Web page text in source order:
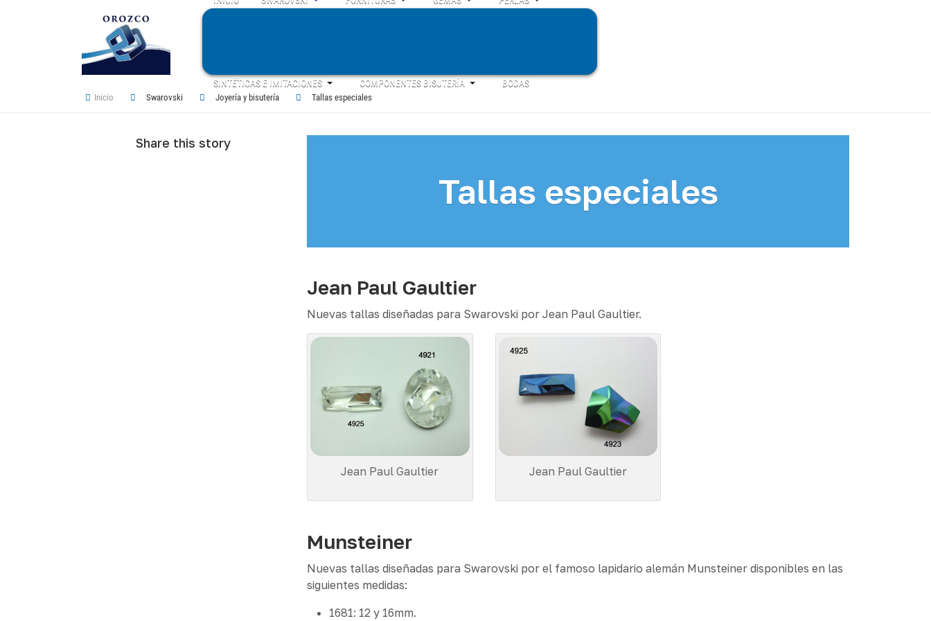
SINTÉTICAS E IMITACIONES COMPONENTES BISUTERÍA BODAS
Inicio Swarovski Joyería y bisutería Tallas especiales
Share this story
Tallas especiales
Jean Paul Gaultier
Nuevas tallas diseñadas para Swarovski por Jean Paul Gaultier.
Jean Paul Gaultier Jean Paul Gaultier
Munsteiner
Nuevas tallas diseñadas para Swarovski por el famoso lapidario alemán Munsteiner disponibles en las
siguientes medidas:
1681: 12 y 16mm.